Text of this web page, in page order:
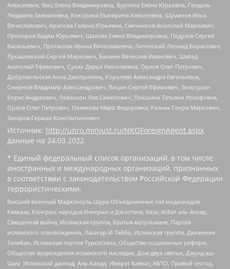
Алексеевна, Закс Елена Владимировна, Буртина Елена Юрьевна, Гендель
Людмила Залмановна, Кокорина Екатерина Алексеевна, Шуманов Илья
Вячеславович, Арапова Галина Юрьевна, Свечников Анатолий Мариевич,
Прохоров Вадим Юрьевич, Шахова Елена Владимировна, Подузов Сергей
Васильевич, Протасова Ирина Вячеславовна, Литинский Леонид Борисович,
Лукашевский Сергей Маркович, Бахмин Вячеслав Иванович, Шабад
Анатолий Ефимович, Сухих Дарья Николаевна, Орлов Олег Петрович,
Добровольская Анна Дмитриевна, Королева Александра Евгеньевна,
Смирнов Владимир Александрович, Вицин Сергей Ефимович, Золотухин
Борис Андреевич, Левинсон Лев Семенович, Локшина Татьяна Иосифовна,
Орлов Олег Петрович, Полякова Мара Федоровна, Резник Генри Маркович,
Захаров Герман Константинович
Источник: http://unro.minjust.ru/NKOForeignAgent.aspx
данные на 24.03.2022
* Единый федеральный список организаций, в том числе
иностранных и международных организаций, признанных
в соответствии с законодательством Российской Федерации
террористическими:
Высший военный Маджлисуль Шура Объединенных сил моджахедов
Кавказа, Конгресс народов Ичкерии и Дагестана, База, Асбат аль-Ансар,
Священная война, Исламская группа, Братья-мусульмане, Партия
исламского освобождения, Лашкар-И-Тайба, Исламская группа, Движение
Талибан, Исламская партия Туркестана, Общество социальных реформ,
Общество возрождения исламского наследия, Дом двух святых, Джунд аш-
Шам, Исламский джихад, Аль-Каида, Имарат Кавказ, АБТО, Правый сектор,